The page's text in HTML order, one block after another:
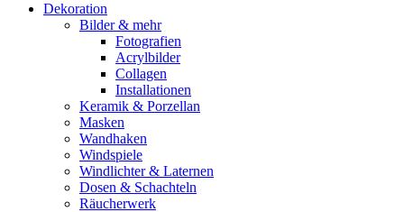
Dekoration
Bilder & mehr
Fotografien
Acrylbilder
Collagen
Installationen
Keramik & Porzellan
Masken
Wandhaken
Windspiele
Windlichter & Laternen
Dosen & Schachteln
Räucherwerk